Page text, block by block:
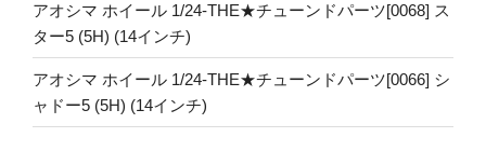
アオシマ ホイール 1/24-THE★チューンドパーツ[0068] ス
ター5 (5H) (14インチ)
アオシマ ホイール 1/24-THE★チューンドパーツ[0066] シ
ャドー5 (5H) (14インチ)